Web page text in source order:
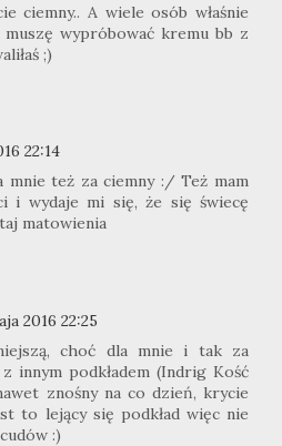
ciemny.. A wiele osób właśnie
muszę wypróbować kremu bb z
;)
22:14
mnie też za ciemny :/ Też mam
i wydaje mi się, że się świecę
matowienia
2016 22:25
choć dla mnie i tak za
innym podkładem (Indrig Kość
znośny na co dzień, krycie
to lejący się podkład więc nie
:)